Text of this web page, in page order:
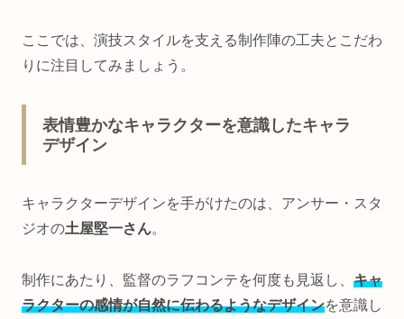
ここでは、演技スタイルを支える制作陣の工夫とこだわ
りに注目してみましょう。
表情豊かなキャラクターを意識したキャラ
デザイン
キャラクターデザインを手がけたのは、アンサー・スタ
ジオの土屋堅一さん。
制作にあたり、監督のラフコンテを何度も見返し、 キャ
ラクターの感情が自然に伝わるようなデザインを意識し